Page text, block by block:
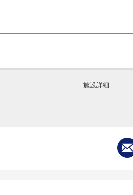
施設詳細